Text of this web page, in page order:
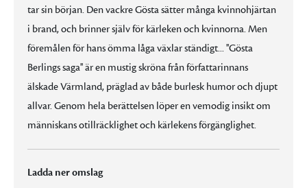
tar sin början. Den vackre Gösta sätter många kvinnohjärtan
i brand, och brinner själv för kärleken och kvinnorna. Men
föremålen för hans ömma låga växlar ständigt... ''Gösta
Berlings saga'' är en mustig skröna från författarinnans
älskade Värmland, präglad av både burlesk humor och djupt
allvar. Genom hela berättelsen löper en vemodig insikt om
människans otillräcklighet och kärlekens förgänglighet.
Ladda ner omslag